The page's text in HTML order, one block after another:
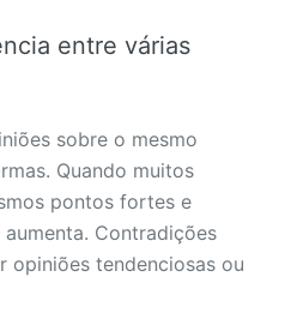
entre várias
sobre o mesmo
Quando muitos
pontos fortes e
Contradições
opiniões tendenciosas ou